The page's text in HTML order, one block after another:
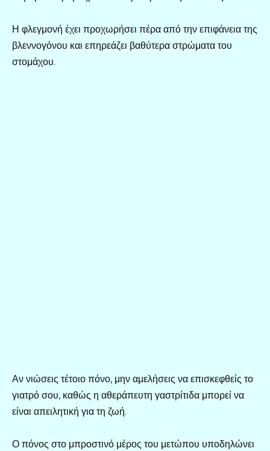
Η φλεγμονή έχει προχωρήσει πέρα από την επιφάνεια της
βλεννογόνου και επηρεάζει βαθύτερα στρώματα του
στομάχου.
Αν νιώσεις τέτοιο πόνο, μην αμελήσεις να επισκεφθείς το
γιατρό σου, καθώς η αθεράπευτη γαστρίτιδα μπορεί να
είναι απειλητική για τη ζωή.
Ο πόνος στο μπροστινό μέρος του μετώπου υποδηλώνει